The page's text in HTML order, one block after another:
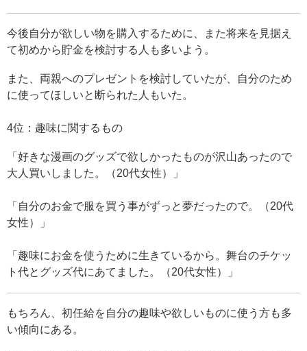
今後自分が欲しい物を購入するために、また将来を見据え
て初めから貯金を検討する人も多いよう。
また、両親へのプレゼントを検討していたが、自分のため
に使ってほしいと断られた人もいた。
4位：趣味に関するもの
「好きな漫画のグッズで欲しかったものが沢山あったので
大人買いしました。（20代女性）」
「自分のお金で服を買う事がずっと夢だったので。（20代
女性）」
「趣味にお金を使うために生きているから。舞台のチケッ
ト代とグッズ代にあてました。（20代女性）」
もちろん、初任給を自分の趣味や欲しいものに使う方も多
い傾向にある。